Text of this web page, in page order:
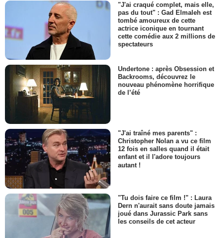
"J'ai craqué complet, mais elle,
pas du tout" : Gad Elmaleh est
tombé amoureux de cette
actrice iconique en tournant
cette comédie aux 2 millions de
spectateurs
Undertone : après Obsession et
Backrooms, découvrez le
nouveau phénomène horrifique
de l’été
"J'ai traîné mes parents" :
Christopher Nolan a vu ce film
12 fois en salles quand il était
enfant et il l'adore toujours
autant !
"Tu dois faire ce film !" : Laura
Dern n'aurait sans doute jamais
joué dans Jurassic Park sans
les conseils de cet acteur